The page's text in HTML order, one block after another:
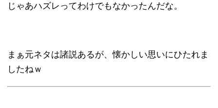
じゃあハズレってわけでもなかったんだな。
まぁ元ネタは諸説あるが、懐かしい思いにひたれま
したねｗ